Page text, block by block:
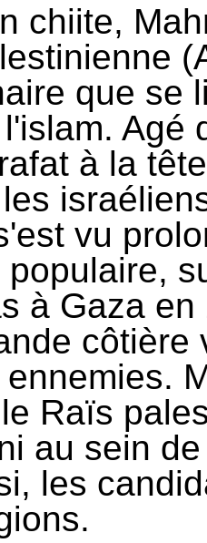
chiite,
que se
Agé
à la
vu
à Gaza
côtière
Raïs
au sein
les